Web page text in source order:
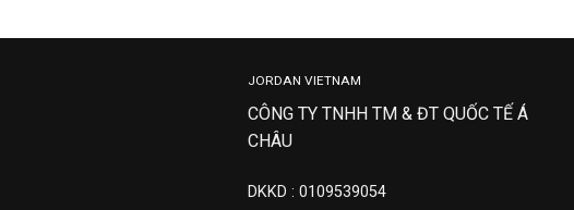
JORDAN VIETNAM
CÔNG TY TNHH TM & ĐT QUỐC TẾ Á
CHÂU
DKKD : 0109539054